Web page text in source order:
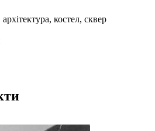
костел, сквер